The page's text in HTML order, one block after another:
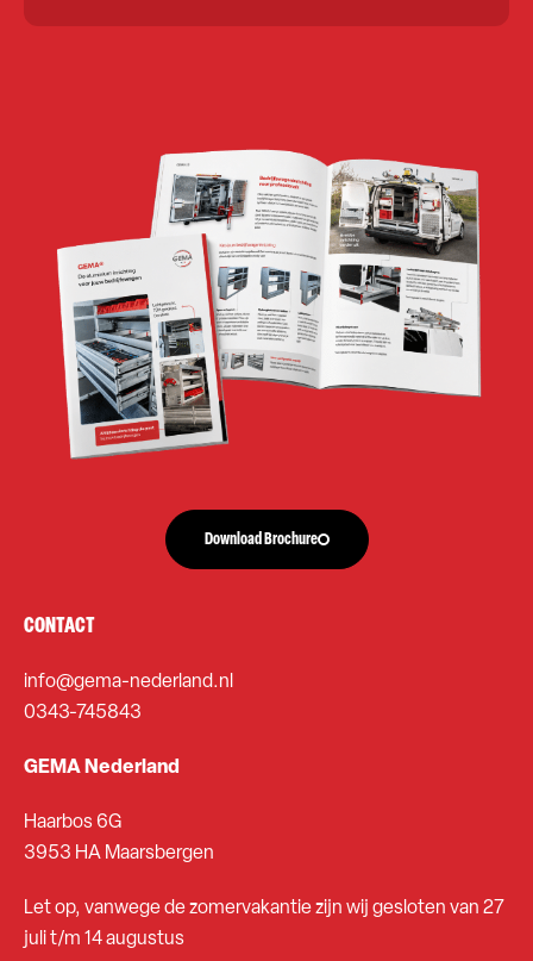
Download Brochure
CONTACT
info@gema-nederland.nl
0343-745843
GEMA Nederland
Haarbos 6G
3953 HA Maarsbergen
Let op, vanwege de zomervakantie zijn wij gesloten van 27
juli t/m 14 augustus